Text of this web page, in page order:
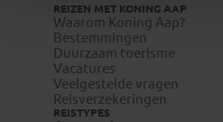
REIZEN MET KONING AAP
Waarom Koning Aap?
Bestemmingen
Duurzaam toerisme
Vacatures
Veelgestelde vragen
Reisverzekeringen
REISTYPES